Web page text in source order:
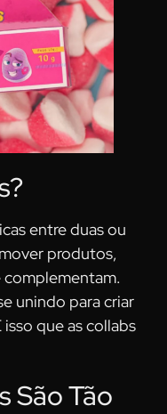
entre duas ou
produtos,
complementam.
unindo para criar
que as collabs
São Tão